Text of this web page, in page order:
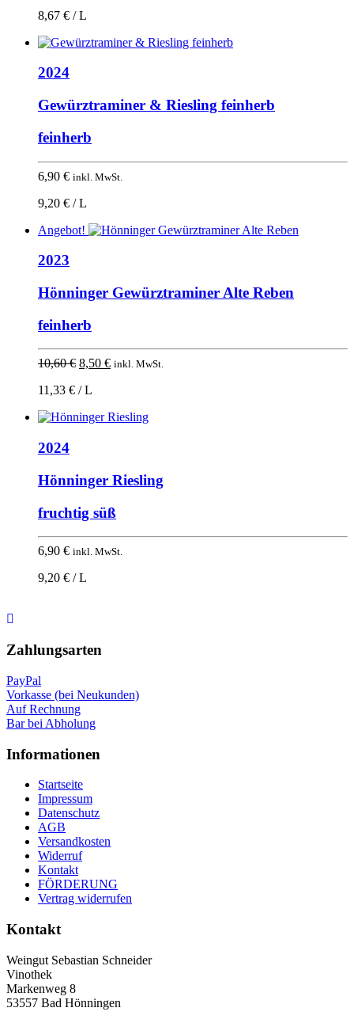
8,67 € / L
2024
Gewürztraminer & Riesling feinherb
feinherb
6,90 € inkl. MwSt.
9,20 € / L
Angebot!
2023
Hönninger Gewürztraminer Alte Reben
feinherb
10,60€ Ursprünglicher
war:
8,50 €Aktueller
inkl. MwSt.
11,33 € / L
2024
Hönninger Riesling
fruchtig süß
6,90 € inkl. MwSt.
9,20 € / L
Zahlungsarten
PayPal
Vorkasse (bei Neukunden)
Auf Rechnung
Bar bei Abholung
Informationen
Startseite
Impressum
Datenschutz
AGB
Versandkosten
Widerruf
Kontakt
FÖRDERUNG
Vertrag widerrufen
Kontakt
Weingut Sebastian Schneider
Vinothek
Markenweg 8
53557 Bad Hönningen